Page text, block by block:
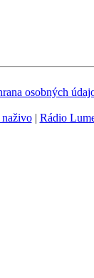
osobných
| Rádio